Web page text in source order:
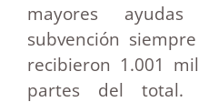
mayores
subvención
recibieron 1.001
partes del total.